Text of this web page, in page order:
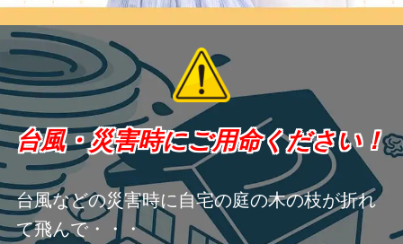
台風・災害時にご用命ください！
台風などの災害時に自宅の庭の木の枝が折れ
て飛んで・・・